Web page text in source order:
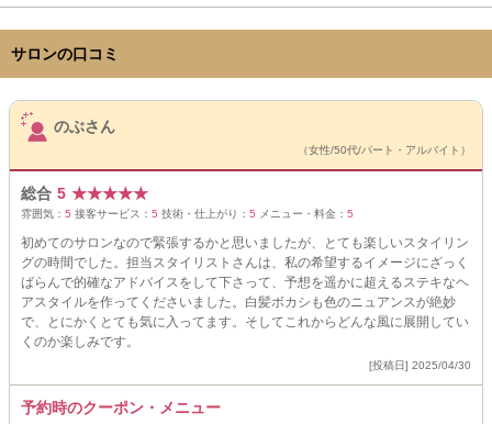
サロンの口コミ
サロンPick Up
のぶさん
（女性/50代/パート・アルバイト）
総合 5 ★★★★★
雰囲気： 5 接客サービス： 5 技術・仕上がり： 5 メニュー・料金： 5
初めてのサロンなので緊張するかと思いましたが、とても楽しいスタイリン
グの時間でした。担当スタイリストさんは、私の希望するイメージにざっく
ばらんで的確なアドバイスをして下さって、予想を遥かに超えるステキなヘ
アスタイルを作ってくださいました。白髪ボカシも色のニュアンスが絶妙
で、とにかくとても気に入ってます。そしてこれからどんな風に展開してい
くのか楽しみです。
[投稿日] 2025/04/30
予約時のクーポン・メニュー